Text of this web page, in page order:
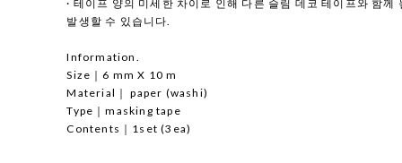
· 테이프 양의 미세한 차이로 인해 다른 슬림 데코 테이프와 함께
발생할 수 있습니다.
Information.
Size｜6 mm X 10 m
Material｜ paper (washi)
Type｜masking tape
Contents｜1set (3ea)